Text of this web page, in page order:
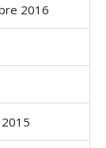
2016